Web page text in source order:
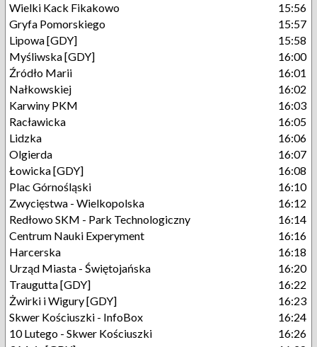
Wielki Kack Fikakowo
15:56
Gryfa Pomorskiego
15:57
Lipowa [GDY]
15:58
Myśliwska [GDY]
16:00
Źródło Marii
16:01
Nałkowskiej
16:02
Karwiny PKM
16:03
Racławicka
16:05
Lidzka
16:06
Olgierda
16:07
Łowicka [GDY]
16:08
Plac Górnośląski
16:10
Zwycięstwa - Wielkopolska
16:12
Redłowo SKM - Park Technologiczny
16:14
Centrum Nauki Experyment
16:16
Harcerska
16:18
Urząd Miasta - Świętojańska
16:20
Traugutta [GDY]
16:22
Żwirki i Wigury [GDY]
16:23
Skwer Kościuszki - InfoBox
16:24
10 Lutego - Skwer Kościuszki
16:26